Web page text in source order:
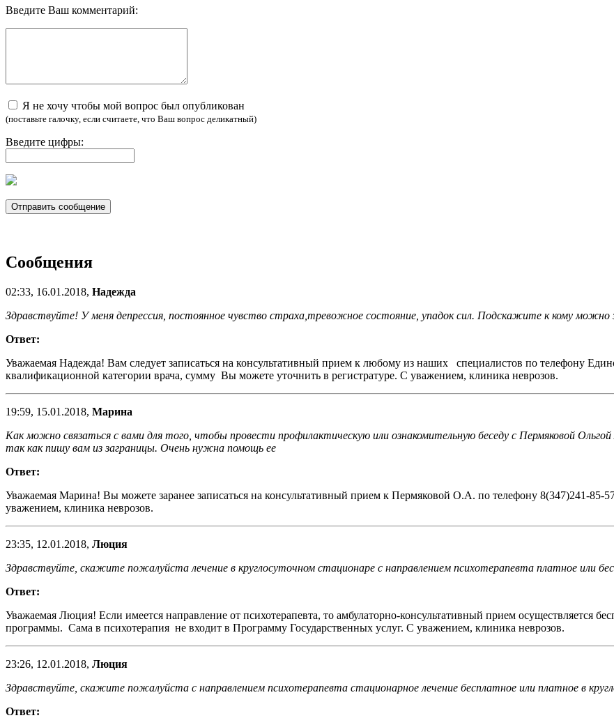
Введите Ваш комментарий:
Я не хочу чтобы мой вопрос был опубликован
(поставьте галочку, если считаете, что Ваш вопрос деликатный)
Введите цифры:
Сообщения
02:33, 16.01.2018, Надежда
Здравствуйте! У меня депрессия, постоянное чувство страха,тревожное состояние, упадок сил. Подскажите к кому
Ответ:
Уважаемая Надежда! Вам следует записаться на консультативный прием к любому из наших специалистов по телефону
квалификационной категории врача, сумму Вы можете уточнить в регистратуре. С уважением, клиника неврозов.
19:59, 15.01.2018, Марина
Как можно связаться с вами для того, чтобы провести профилактическую или ознакомительную беседу с Пермяковой
так как пишу вам из заграницы. Очень нужна помощь ее
Ответ:
Уважаемая Марина! Вы можете заранее записаться на консультативный прием к Пермяковой О.А. по телефону 8(347)241-85-
уважением, клиника неврозов.
23:35, 12.01.2018, Люция
Здравствуйте, скажите пожалуйста лечение в круглосуточном стационаре с направлением психотерапевта платное или
Ответ:
Уважаемая Люция! Если имеется направление от психотерапевта, то амбулаторно-консультативный прием осуществляется
программы. Сама в психотерапия не входит в Программу Государственных услуг. С уважением, клиника неврозов.
23:26, 12.01.2018, Люция
Здравствуйте, скажите пожалуйста с направлением психотерапевта стационарное лечение бесплатное или платное в
Ответ: